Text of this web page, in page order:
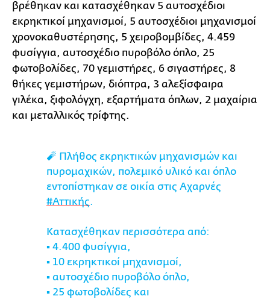
βρέθηκαν και κατασχέθηκαν 5 αυτοσχέδιοι
εκρηκτικοί μηχανισμοί, 5 αυτοσχέδιοι μηχανισμοί
χρονοκαθυστέρησης, 5 χειροβομβίδες, 4.459
φυσίγγια, αυτοσχέδιο πυροβόλο όπλο, 25
φωτοβολίδες, 70 γεμιστήρες, 6 σιγαστήρες, 8
θήκες γεμιστήρων, διόπτρα, 3 αλεξίσφαιρα
γιλέκα, ξιφολόγχη, εξαρτήματα όπλων, 2 μαχαίρια
και μεταλλικός τρίφτης.
🧨 Πλήθος εκρηκτικών μηχανισμών και
πυρομαχικών, πολεμικό υλικό και όπλο
εντοπίστηκαν σε οικία στις Αχαρνές
#Αττικής.
Κατασχέθηκαν περισσότερα από:
▪️ 4.400 φυσίγγια,
▪️ 10 εκρηκτικοί μηχανισμοί,
▪️ αυτοσχέδιο πυροβόλο όπλο,
▪️ 25 φωτοβολίδες και